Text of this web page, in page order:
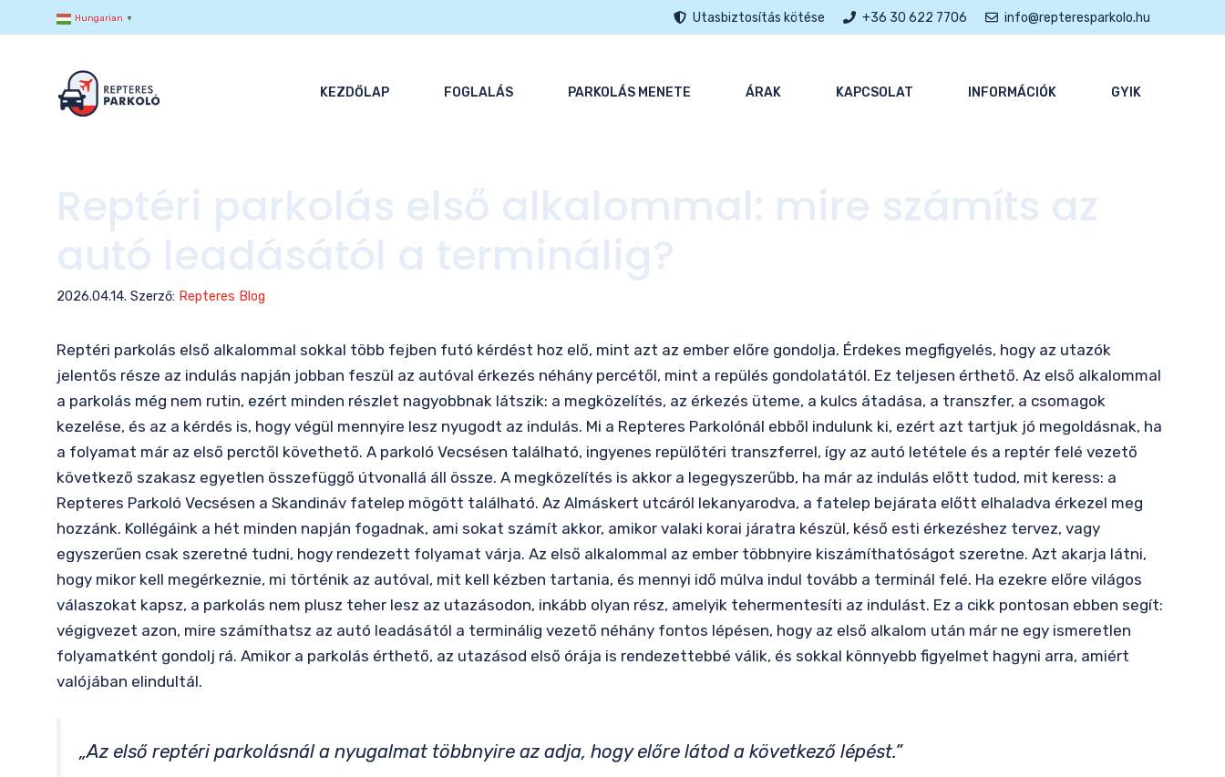
a
Hungarian ▼ Utasbiztosítás kötése +36 30 622 7706 info@repteresparkolo.hu
KEZDŐLAP FOGLALÁS PARKOLÁS MENETE ÁRAK KAPCSOLAT INFORMÁCIÓK GYIK
Reptéri parkolás első alkalommal: mire számíts az
autó leadásától a terminálig?
2026.04.14. Szerző: Repteres Blog
Reptéri parkolás első alkalommal sokkal több fejben futó kérdést hoz elő, mint azt az ember előre gondolja. Érdekes megfigyelés, hogy az utazók
jelentős része az indulás napján jobban feszül az autóval érkezés néhány percétől, mint a repülés gondolatától. Ez teljesen érthető. Az első alkalommal
a parkolás még nem rutin, ezért minden részlet nagyobbnak látszik: a megközelítés, az érkezés üteme, a kulcs átadása, a transzfer, a csomagok
kezelése, és az a kérdés is, hogy végül mennyire lesz nyugodt az indulás. Mi a Repteres Parkolónál ebből indulunk ki, ezért azt tartjuk jó megoldásnak, ha
a folyamat már az első perctől követhető. A parkoló Vecsésen található, ingyenes repülőtéri transzferrel, így az autó letétele és a reptér felé vezető
következő szakasz egyetlen összefüggő útvonallá áll össze. A megközelítés is akkor a legegyszerűbb, ha már az indulás előtt tudod, mit keress: a
Repteres Parkoló Vecsésen a Skandináv fatelep mögött található. Az Almáskert utcáról lekanyarodva, a fatelep bejárata előtt elhaladva érkezel meg
hozzánk. Kollégáink a hét minden napján fogadnak, ami sokat számít akkor, amikor valaki korai járatra készül, késő esti érkezéshez tervez, vagy
egyszerűen csak szeretné tudni, hogy rendezett folyamat várja. Az első alkalommal az ember többnyire kiszámíthatóságot szeretne. Azt akarja látni,
hogy mikor kell megérkeznie, mi történik az autóval, mit kell kézben tartania, és mennyi idő múlva indul tovább a terminál felé. Ha ezekre előre világos
válaszokat kapsz, a parkolás nem plusz teher lesz az utazásodon, inkább olyan rész, amelyik tehermentesíti az indulást. Ez a cikk pontosan ebben segít:
végigvezet azon, mire számíthatsz az autó leadásától a terminálig vezető néhány fontos lépésen, hogy az első alkalom után már ne egy ismeretlen
folyamatként gondolj rá. Amikor a parkolás érthető, az utazásod első órája is rendezettebbé válik, és sokkal könnyebb figyelmet hagyni arra, amiért
valójában elindultál.
„Az első reptéri parkolásnál a nyugalmat többnyire az adja, hogy előre látod a következő lépést.”